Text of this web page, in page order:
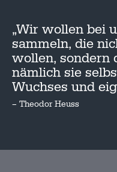
„Wir wollen bei
sammeln, die
wollen, sondern
nämlich sie
Wuchses und
– Theodor Heuss